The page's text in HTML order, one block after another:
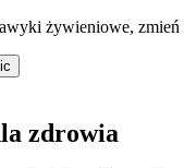
żywieniowe, zmień
zdrowia